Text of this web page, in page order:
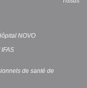
NOVO
de santé de